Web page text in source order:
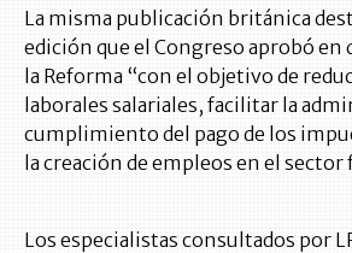
La misma publicación británica
edición que el Congreso aprobó en
la Reforma “con el objetivo de
laborales salariales, facilitar la
cumplimiento del pago de los
la creación de empleos en el sector
Los especialistas consultados por